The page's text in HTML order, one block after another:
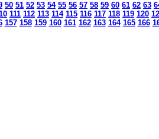
50 51 52 53 54 55 56 57 58 59 60 61 62 63
111 112 113 114 115 116 117 118 119 120
157 158 159 160 161 162 163 164 165 166